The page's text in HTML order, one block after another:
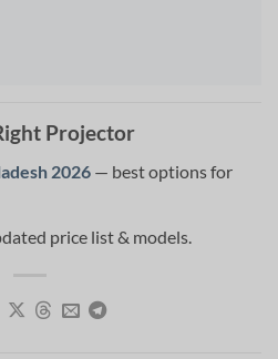
Projector
2026— best options for
price list & models.